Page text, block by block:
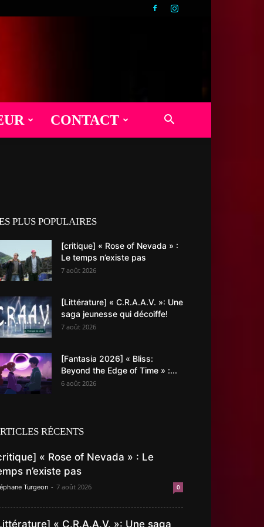
CONTACT
PLUS POPULAIRES
[critique] « Rose of Nevada » :
Le temps n’existe pas
7 août 2026
[Littérature] « C.R.A.A.V. »: Une
saga jeunesse qui décoiffe!
7 août 2026
[Fantasia 2026] « Bliss:
Beyond the Edge of Time » :...
6 août 2026
RÉCENTS
« Rose of Nevada » : Le
n’existe pas
Turgeon - 7 août 2026 0
« C.R.A.A.V. »: Une saga